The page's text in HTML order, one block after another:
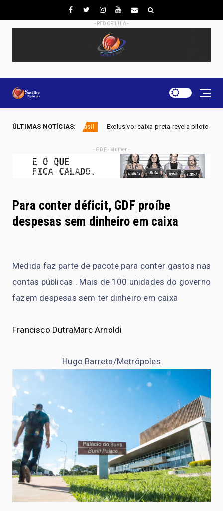
- PEDOFILILA -
ÚLTIMAS NOTÍCIAS:
Exclusivo: caixa-preta revela piloto comparando avião da Voepass
- GDF - Mulher -
Para conter déficit, GDF proíbe
despesas sem dinheiro em caixa
Medida faz parte de pacote para conter gastos nas
contas públicas . Mais de 100 unidades do governo
fazem despesas sem ter dinheiro em caixa
Francisco DutraMarc Arnoldi
Hugo Barreto/Metrópoles